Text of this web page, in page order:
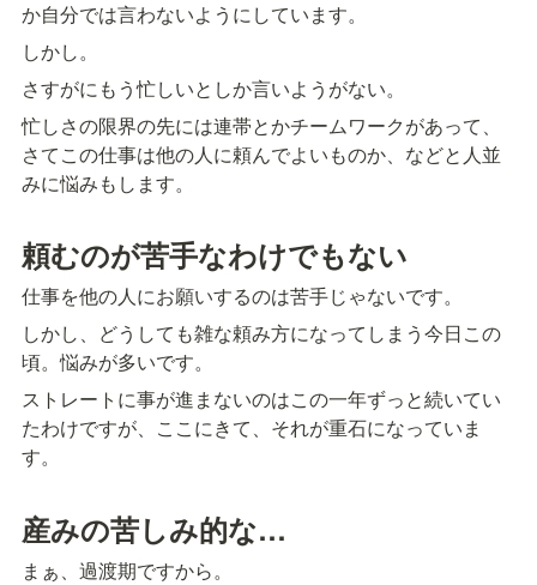
か自分では言わないようにしています。
しかし。
さすがにもう忙しいとしか言いようがない。
忙しさの限界の先には連帯とかチームワークがあって、
さてこの仕事は他の人に頼んでよいものか、などと人並
みに悩みもします。
頼むのが苦手なわけでもない
仕事を他の人にお願いするのは苦手じゃないです。
しかし、どうしても雑な頼み方になってしまう今日この
頃。悩みが多いです。
ストレートに事が進まないのはこの一年ずっと続いてい
たわけですが、ここにきて、それが重石になっていま
す。
産みの苦しみ的な…
まぁ、過渡期ですから。